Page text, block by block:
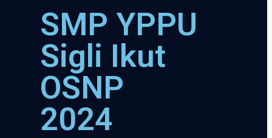
SMP YPPU
Sigli Ikut
OSNP
2024